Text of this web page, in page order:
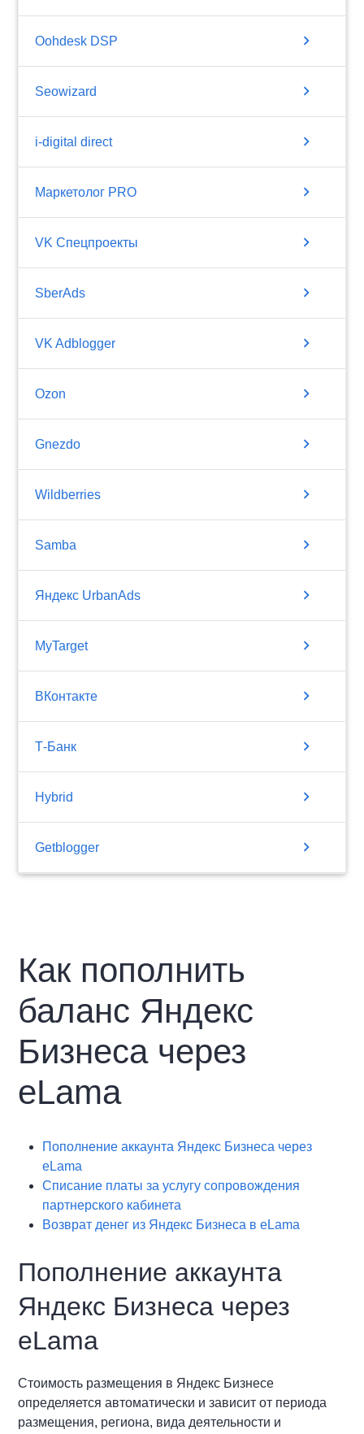
Oohdesk DSP chevron_right
Seowizard chevron_right
i-digital direct chevron_right
Маркетолог PRO chevron_right
VK Спецпроекты chevron_right
SberAds chevron_right
VK Adblogger chevron_right
Ozon chevron_right
Gnezdo chevron_right
Wildberries chevron_right
Samba chevron_right
Яндекс UrbanAds chevron_right
MyTarget chevron_right
ВКонтакте chevron_right
Т-Банк chevron_right
Hybrid chevron_right
Getblogger chevron_right
Как пополнить
баланс Яндекс
Бизнеса через
eLama
Пополнение аккаунта Яндекс Бизнеса через
eLama
Списание платы за услугу сопровождения
партнерского кабинета
Возврат денег из Яндекс Бизнеса в eLama
Пополнение аккаунта
Яндекс Бизнеса через
eLama
Стоимость размещения в Яндекс Бизнесе
определяется автоматически и зависит от периода
размещения, региона, вида деятельности и